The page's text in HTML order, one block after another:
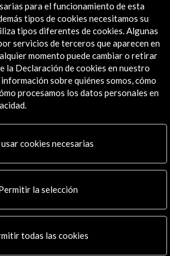
4º
para el funcionamiento de esta
tipos de cookies necesitamos su
tipos diferentes de cookies. Algunas
servicios de terceros que aparecen en
momento puede cambiar o retirar
la Declaración de cookies en nuestro
sobre quiénes somos, cómo
procesamos los datos personales en
cookies necesarias
la selección
todas las cookies